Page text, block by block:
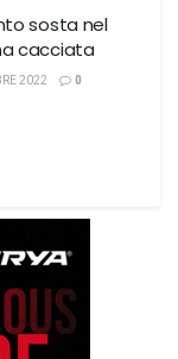
sosta nel
cacciata
2022 0